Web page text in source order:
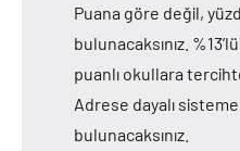
Puana göre değil,
bulunacaksınız.
puanlı okullara
Adrese dayalı
bulunacaksınız.